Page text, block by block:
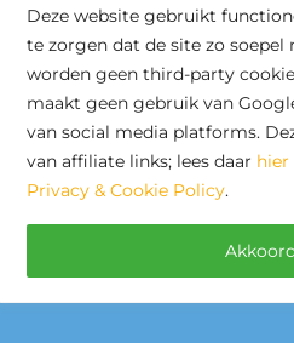
Deze website gebruikt
te zorgen dat de site zo soepel
worden geen third-party
maakt geen gebruik van
van social media platforms.
van affiliate links; lees daar hier
Privacy & Cookie Policy.
Akkoord
Culturele
Istanbul
Wenen
©